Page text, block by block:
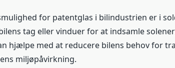
for patentglas i bilindustrien er i
tag eller vinduer for at indsamle
hjælpe med at reducere bilens behov for
miljøpåvirkning.